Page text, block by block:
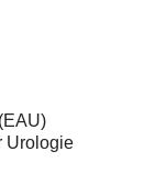
Urologie